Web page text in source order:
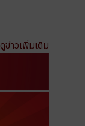
ดูข่าวเพิ่มเติม